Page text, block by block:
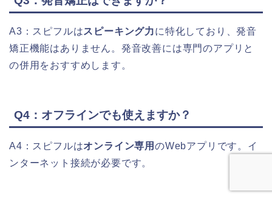
A3：スピフルはスピーキング力に特化しており、発音
矯正機能はありません。発音改善には専門のアプリと
の併用をおすすめします。
Q4：オフラインでも使えますか？
A4：スピフルはオンライン専用のWebアプリです。イ
ンターネット接続が必要です。